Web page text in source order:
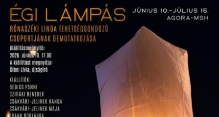
Gasztronómia
Szállás
Sport
Szabadidő